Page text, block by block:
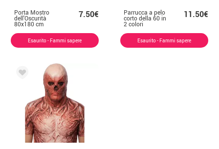
Porta Mostro
dell'Oscurità
80x180 cm
7.50€
Esaurito - Fammi sapere
Parrucca a pelo
corto della 60 in
2 colori
11.50€
Esaurito - Fammi sapere